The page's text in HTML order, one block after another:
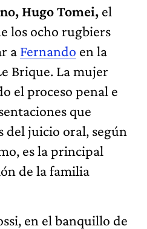
Hugo Tomei, el
los ocho rugbiers
a Fernando en la
Brique. La mujer
el proceso penal e
que
juicio oral, según
es la principal
de la familia
en el banquillo de